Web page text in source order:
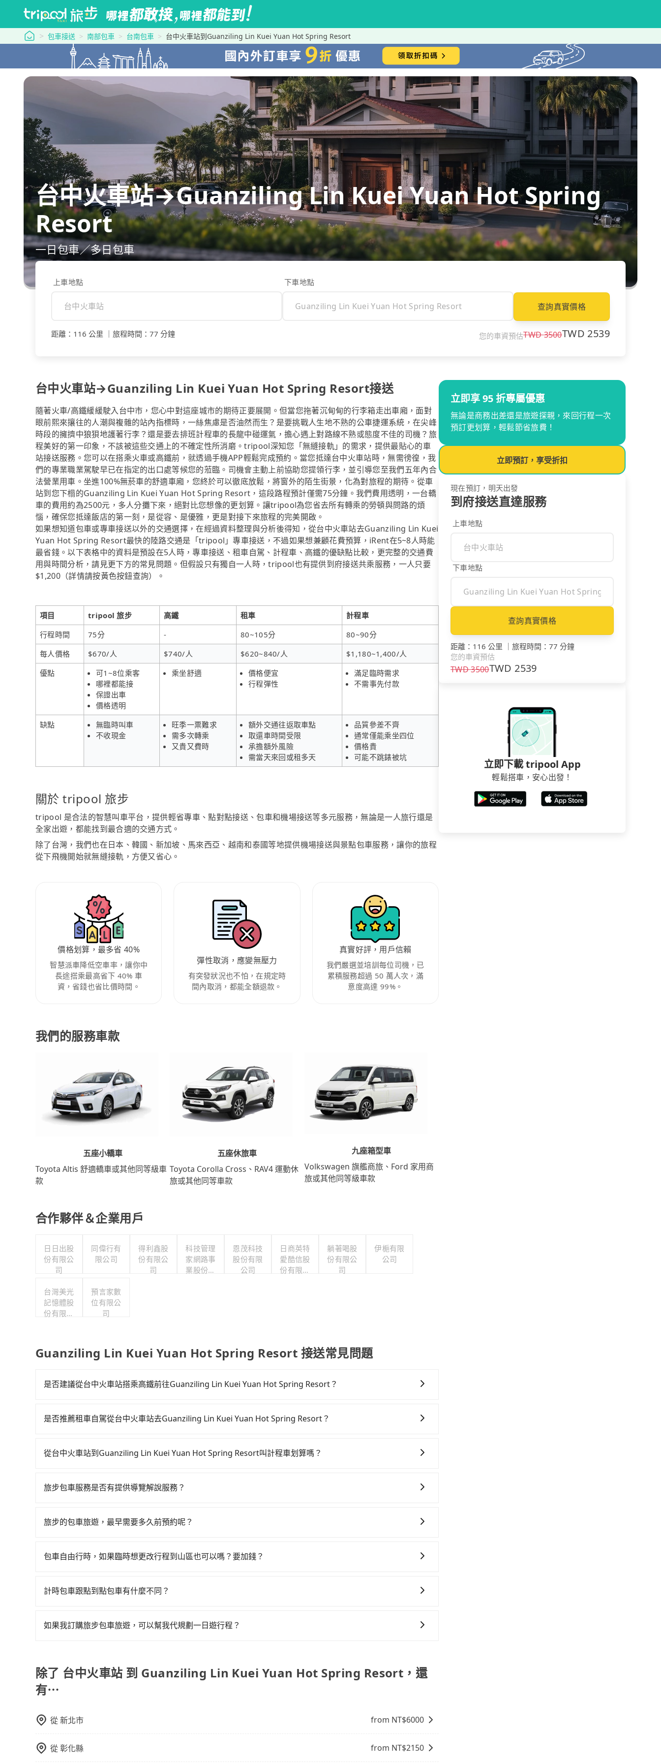
tripool 旅步
包車接送 南部包車 台南包車 台中火車站到Guanziling Lin Kuei Yuan Hot Spring Resort
台中火車站→Guanziling Lin Kuei Yuan Hot Spring
Resort
一日包車／多日包車
上車地點 下車地點
查詢真實價格
距離 ： 116 公里 旅程時間 ： 77 分鐘 您的車資預估TWD3500TWD 2539
台中火車站→Guanziling Lin Kuei Yuan Hot Spring Resort接送
隨著火車/高鐵緩緩駛入台中市，您心中對這座城市的期待正要展開。但當您拖著沉甸甸的行李箱走出車廂，面對
眼前熙來攘往的人潮與複雜的站內指標時，一絲焦慮是否油然而生？是要挑戰人生地不熟的公車捷運系統，在尖峰
時段的擁擠中狼狽地護著行李？還是要去排班計程車的長龍中碰運氣，擔心遇上對路線不熟或態度不佳的司機？旅
程美好的第一印象，不該被這些交通上的不確定性所消磨。tripool深知您「無縫接軌」的需求，提供最貼心的車
站接送服務。您可以在搭乘火車或高鐵前，就透過手機APP輕鬆完成預約。當您抵達台中火車站時，無需徬徨，我
們的專業職業駕駛早已在指定的出口處等候您的蒞臨。司機會主動上前協助您提領行李，並引導您至我們五年內合
法營業用車。坐進100%無菸車的舒適車廂，您終於可以徹底放鬆，將窗外的陌生街景，化為對旅程的期待。從車
站到您下榻的Guanziling Lin Kuei Yuan Hot Spring Resort，這段路程預計僅需75分鐘。我們費用透明，一台轎
車的費用約為2500元，多人分攤下來，絕對比您想像的更划算。讓tripool為您省去所有轉乘的勞頓與問路的煩
惱，確保您抵達飯店的第一刻，是從容、是優雅，更是對接下來旅程的完美開啟。
如果想知道包車或專車接送以外的交通選擇，在經過資料整理與分析後得知，從台中火車站去Guanziling Lin Kuei
Yuan Hot Spring Resort最快的陸路交通是「tripool」專車接送，不過如果想兼顧花費預算，iRent在5~8人時能
最省錢。以下表格中的資料是預設在5人時，專車接送、租車自駕、計程車、高鐵的優缺點比較，更完整的交通費
用與時間分析，請見更下方的常見問題。但假設只有獨自一人時，tripool也有提供到府接送共乘服務，一人只要
$1,200（詳情請按黃色按鈕查詢）。
項目 tripool 旅步 高鐵 租車
計程車
行程時間
75分 - 80~105分
80~90分
每人價格
$670/人 $740/人 $620~840/人
$1,180~1,400/人
優點
可1~8位乘客
哪裡都能接
保證出車
價格透明
乘坐舒適
價格便宜
行程彈性
滿足臨時需求
不需事先付款
缺點
無臨時叫車
不收現金
旺季一票難求
需多次轉乘
又貴又費時
額外交通往返取車點
取還車時間受限
承擔額外風險
需當天來回或租多天
品質參差不齊
通常僅能乘坐四位
價格貴
可能不跳錶被坑
關於 tripool 旅步
tripool 是合法的智慧叫車平台，提供輕省專車、點對點接送、包車和機場接送等多元服務，無論是一人旅行還是
全家出遊，都能找到最合適的交通方式。
除了台灣，我們也在日本、韓國、新加坡、馬來西亞、越南和泰國等地提供機場接送與景點包車服務，讓你的旅程
從下飛機開始就無縫接軌，方便又省心。
價格划算，最多省 40%
智慧派車降低空車率，讓你中
長途搭乘最高省下 40% 車
資，省錢也省比價時間。
彈性取消，應變無壓力
有突發狀況也不怕，在規定時
間內取消，都能全額退款。
真實好評，用戶信賴
我們嚴選並培訓每位司機，已
累積服務超過 50 萬人次，滿
意度高達 99%。
我們的服務車款
五座小轎車
Toyota Altis 舒適轎車或其他同等級車
款
五座休旅車
Toyota Corolla Cross、RAV4 運動休
旅或其他同等車款
九座箱型車
Volkswagen 旗艦商旅、Ford 家用商
旅或其他同等級車款
合作夥伴＆企業用戶
日日出股
份有限公
司
同偉行有
限公司
得利鑫股
份有限公
司
科技管理
家網路事
業股份有
恩茂科技
股份有限
公司
日商英特
愛酷信股
份有限公
躺著喝股
份有限公
司
伊梔有限
公司
台灣美光
記憶體股
份有限公
預言家數
位有限公
司
Guanziling Lin Kuei Yuan Hot Spring Resort 接送常見問題
是否建議從台中火車站搭乘高鐵前往Guanziling Lin Kuei Yuan Hot Spring Resort？
最早06:25一直到23:07，台中-嘉義一天最多有60班次高鐵可搭乘。假設從台中火車站 (台中市東區) 前往最靠近
鐘出站、等待車站前排班的計程車，搭上小黃後約花32分鐘、車費500元後，抵達Guanziling Lin Kuei Yuan
如果全程使用tripool並到府專車接送，則每人平均花費約670元，費時1小時17分鐘。選擇搭乘高鐵而不預約包
是否推薦租車自駕從台中火車站去Guanziling Lin Kuei Yuan Hot Spring Resort？
天就要來回，那在台中路邊可隨租隨借的iRent應該是你最便宜選擇。註冊完iRent的app後，可以每小時
將eTag和可能的每小時40元路邊停車費用預估進去，但額外的汽車保險與可能的罰單都需自付。再者，和運的
遺留的垃圾或者撞凹的車門仍未被修理，每一次租車都好像在開樂透一樣。另外，偶爾也會遇到明明已經預約了
點與你的上下車地點仍有段距離，在遇到下雨天或者載行李時，就顯得非常不便。
從台中火車站到Guanziling Lin Kuei Yuan Hot Spring Resort叫計程車划算嗎？
到車，也可考慮打電話至台中火車站附近的計程車隊，如台中縣全聯計程車、中華大車隊、福海交通等叫車看
20倍。再加上台中市有些計程車司機不按錶計費，約有27%會採現場議價，建議最好先上網預約，以免當場被坑
旅步包車服務是否有提供導覽解說服務？
booking@tripool.app聯繫我們，將有專人協助回覆確認是否能協助安排。
旅步的包車旅遊，最早需要多久前預約呢？
不妨趁早訂購，享受更划算的價格。
包車自由行時，如果臨時想更改行程到山區也可以嗎？要加錢？
額外的費用收取。但是，這些費用會在您下訂單後、出發前先與您進行確認，確保您明確知道所有的費用。我們
計時包車跟點到點包車有什麼不同？
通常以每小時為單位，客戶可以根據自己的需要預定一定時間的包車服務。這種服務適用於需要在城市內多個地
如果我訂購旅步包車旅遊，可以幫我代規劃一日遊行程？
除了 台中火車站 到 Guanziling Lin Kuei Yuan Hot Spring Resort，還
有⋯
從新北市 from NT$6000
從彰化縣 from NT$2150
立即享 95 折專屬優惠
無論是商務出差還是旅遊探親，來回行程一次
預訂更划算，輕鬆節省旅費！
立即預訂，享受折扣
現在預訂，明天出發
到府接送直達服務
上車地點
下車地點
查詢真實價格
距離 ： 116 公里 ｜ 旅程時間 ： 77 分鐘
您的車資預估
TWD3500TWD 2539
立即下載 tripool App
輕鬆搭車，安心出發！